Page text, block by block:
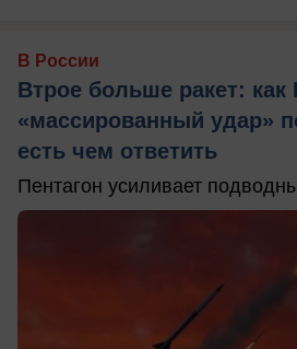
В России
Втрое больше ракет: как
«массированный удар»
есть чем ответить
Пентагон усиливает